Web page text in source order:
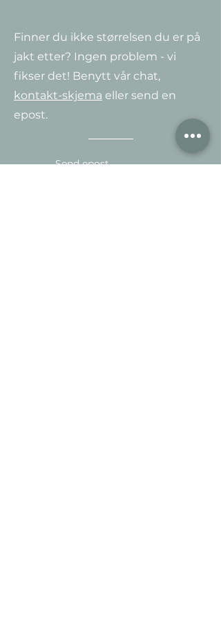
Finner du ikke størrelsen du er på
jakt etter? Ingen problem - vi
fikser det! Benytt vår chat,
kontakt-skjema eller send en
epost.
Send epost